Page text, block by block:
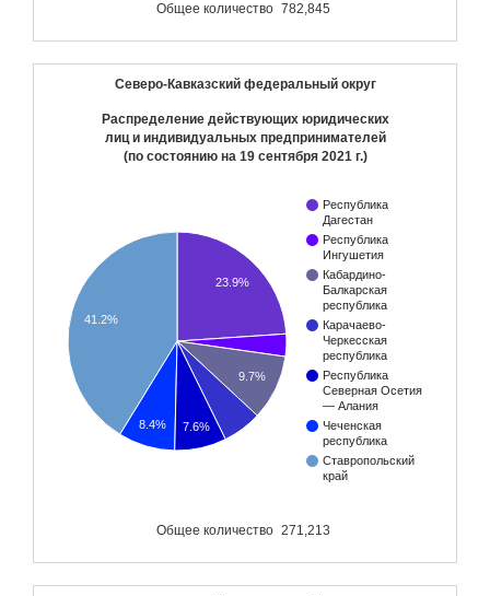
Общее количество 782,845
Северо-Кавказский федеральный округ
Распределение действующих юридических
лиц и индивидуальных предпринимателей
(по состоянию на 19 сентября 2021 г.)
Республика
Дагестан
Республика
Ингушетия
Кабардино-
Балкарская
республика
Карачаево-
Черкесская
республика
Республика
Северная Осетия
— Алания
Чеченская
республика
Ставропольский
край
23.9%
9.7%
41.2%
8.4% 7.6%
Общее количество 271,213